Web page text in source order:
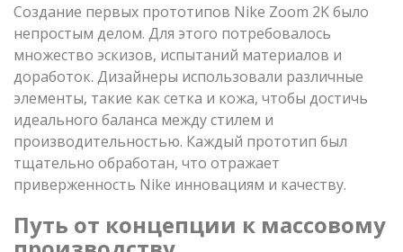
Создание первых прототипов Nike Zoom 2K было
непростым делом. Для этого потребовалось
множество эскизов, испытаний материалов и
доработок. Дизайнеры использовали различные
элементы, такие как сетка и кожа, чтобы достичь
идеального баланса между стилем и
производительностью. Каждый прототип был
тщательно обработан, что отражает
приверженность Nike инновациям и качеству.
Путь от концепции к массовому